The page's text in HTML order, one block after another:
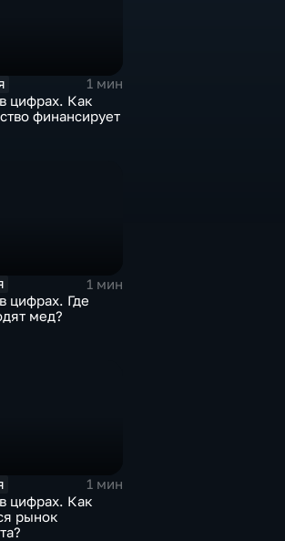
1 мин
цифрах. Как
финансирует
1 мин
цифрах. Где
мед?
1 мин
цифрах. Как
рынок